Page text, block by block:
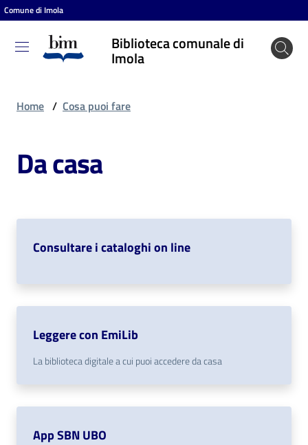
Vai al contenuto
Vai alla navigazione
Vai al footer
Comune di Imola
Biblioteca comunale di
Imola
Biblioteca
comunale
Entra
fare
contenuti
Risorse
Home / Cosa puoi fare
Da casa
Consultare i cataloghi on line
Leggere con EmiLib
La biblioteca digitale a cui puoi accedere da casa
App SBN UBO